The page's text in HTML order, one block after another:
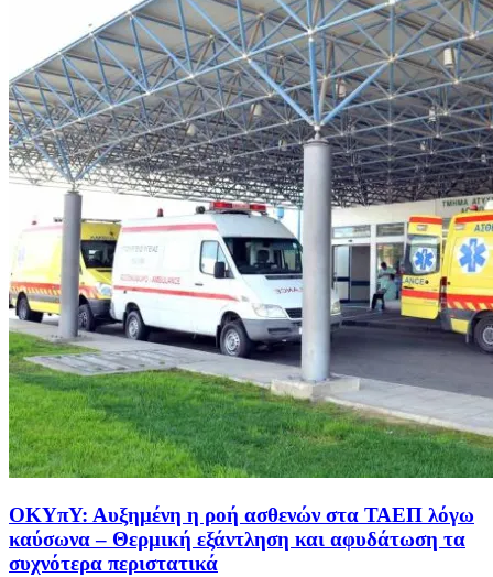
ΟΚΥπΥ: Αυξημένη η ροή ασθενών στα ΤΑΕΠ λόγω
καύσωνα – Θερμική εξάντληση και αφυδάτωση τα
συχνότερα περιστατικά